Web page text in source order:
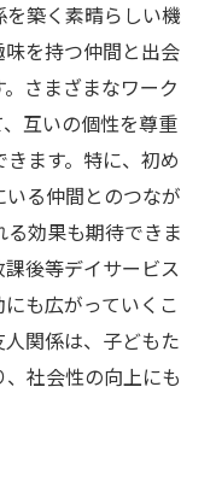
築く素晴らしい機
を持つ仲間と出会
さまざまなワーク
互いの個性を尊重
ます。特に、初め
る仲間とのつなが
効果も期待できま
後等デイサービス
も広がっていくこ
関係は、子どもた
社会性の向上にも